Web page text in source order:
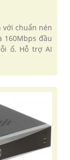
với chuẩn nén
160Mbps đầu
ổ. Hỗ trợ AI